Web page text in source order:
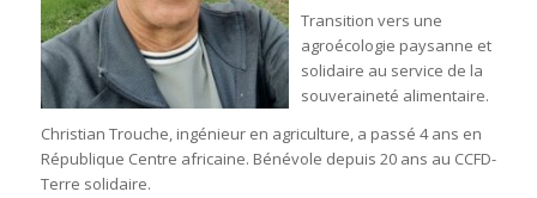
Transition vers une
agroécologie paysanne et
solidaire au service de la
souveraineté alimentaire.
Christian Trouche, ingénieur en agriculture, a passé 4 ans en
République Centre africaine. Bénévole depuis 20 ans au CCFD-
Terre solidaire.